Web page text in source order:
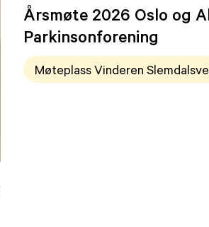
Årsmøte 2026 Oslo og
Parkinsonforening
Møteplass Vinderen